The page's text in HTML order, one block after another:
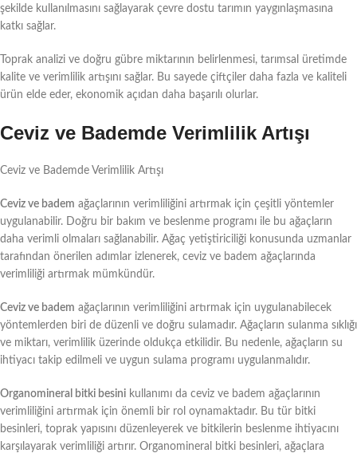
şekilde kullanılmasını sağlayarak çevre dostu tarımın yaygınlaşmasına
katkı sağlar.
Toprak analizi ve doğru gübre miktarının belirlenmesi, tarımsal üretimde
kalite ve verimlilik artışını sağlar. Bu sayede çiftçiler daha fazla ve kaliteli
ürün elde eder, ekonomik açıdan daha başarılı olurlar.
Ceviz ve Bademde Verimlilik Artışı
Ceviz ve Bademde Verimlilik Artışı
Ceviz ve badem ağaçlarının verimliliğini artırmak için çeşitli yöntemler
uygulanabilir. Doğru bir bakım ve beslenme programı ile bu ağaçların
daha verimli olmaları sağlanabilir. Ağaç yetiştiriciliği konusunda uzmanlar
tarafından önerilen adımlar izlenerek, ceviz ve badem ağaçlarında
verimliliği artırmak mümkündür.
Ceviz ve badem ağaçlarının verimliliğini artırmak için uygulanabilecek
yöntemlerden biri de düzenli ve doğru sulamadır. Ağaçların sulanma sıklığı
ve miktarı, verimlilik üzerinde oldukça etkilidir. Bu nedenle, ağaçların su
ihtiyacı takip edilmeli ve uygun sulama programı uygulanmalıdır.
Organomineral bitki besini kullanımı da ceviz ve badem ağaçlarının
verimliliğini artırmak için önemli bir rol oynamaktadır. Bu tür bitki
besinleri, toprak yapısını düzenleyerek ve bitkilerin beslenme ihtiyacını
karşılayarak verimliliği artırır. Organomineral bitki besinleri, ağaçlara